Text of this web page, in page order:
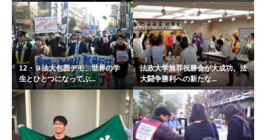
12・９法大包囲デモ、世界の学
生とひとつになってぶ...
法政大学無罪祝勝会が大成功、法
大闘争勝利への新たな...